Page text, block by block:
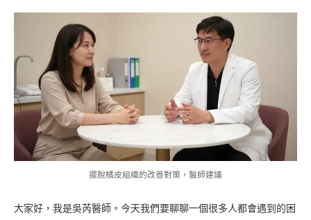
擺脫橘皮組織的改善對策，醫師建議
大家好，我是吳芮醫師。今天我們要聊聊一個很多人都會遇到的困